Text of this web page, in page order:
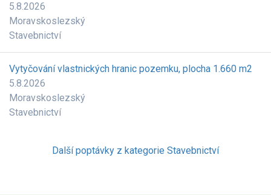
5.8.2026
Moravskoslezský
Stavebnictví
Vytyčování vlastnických hranic pozemku, plocha 1.660 m2
5.8.2026
Moravskoslezský
Stavebnictví
Další poptávky z kategorie Stavebnictví